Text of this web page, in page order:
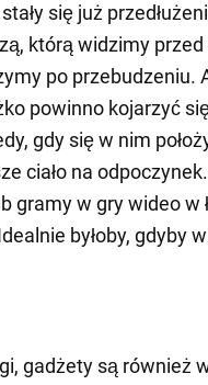
się już
którą widzimy
po przebudzeniu.
powinno kojarzyć
gdy się w nim
ciało na
gramy w gry wideo w
byłoby, gdyby
gadżety są również